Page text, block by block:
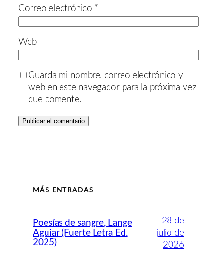
Correo electrónico *
Web
Guarda mi nombre, correo electrónico y
web en este navegador para la próxima vez
que comente.
MÁS ENTRADAS
Poesías de sangre, Lange
Aguiar (Fuerte Letra Ed.
2025)
28 de
julio de
2026